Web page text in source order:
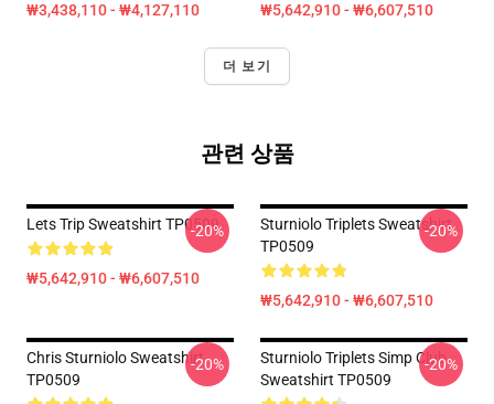
₩3,438,110 - ₩4,127,110 ₩5,642,910 - ₩6,607,510
더 보기
관련 상품
Lets Trip Sweatshirt TP0509
₩5,642,910 - ₩6,607,510
-20%
Sturniolo Triplets Sweatshirt
TP0509
₩5,642,910 - ₩6,607,510
-20%
Chris Sturniolo Sweatshirt
TP0509
-20%
Sturniolo Triplets Simp Club
Sweatshirt TP0509
-20%